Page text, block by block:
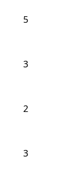
5
3
2
3